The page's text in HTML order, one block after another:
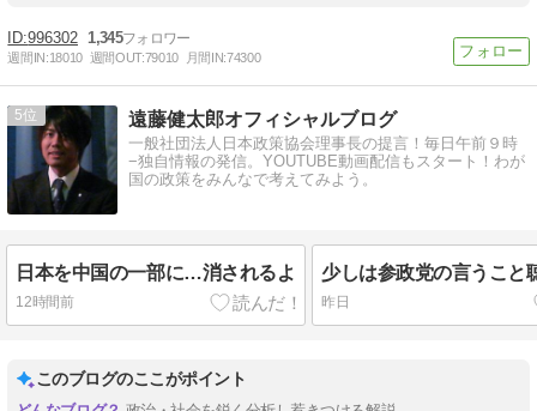
996302 1,345
週間IN:18010 週間OUT:79010 月間IN:74300
5 遠藤健太郎オフィシャルブログ
一般社団法人日本政策協会理事長の提言！毎日午前９時
−独自情報の発信。YOUTUBE動画配信もスタート！わが
国の政策をみんなで考えてみよう。
日本を中国の一部に…消されるよ
12時間前
少しは参政党の言うこと
昨日
このブログのここがポイント